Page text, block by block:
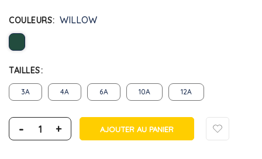
COULEURS WILLOW
TAILLES
3A 4A 6A 10A 12A
- + AJOUTER AU PANIER